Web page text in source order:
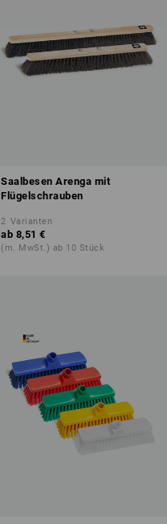
Saalbesen Arenga mit
Flügelschrauben
2 Varianten
ab 8,51 €
(m. MwSt.) ab 10 Stück